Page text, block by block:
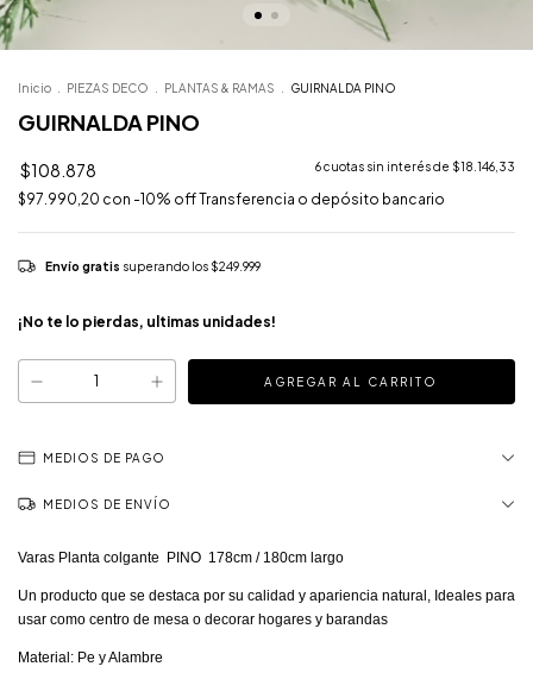
Inicio . PIEZAS DECO . PLANTAS & RAMAS . GUIRNALDA PINO
GUIRNALDA PINO
$108.878 6cuotas sin interés de $18.146,33
$97.990,20 con -10% off Transferencia o depósito bancario
Envío gratis superando los $249.999
¡No te lo pierdas, ultimas unidades!
MEDIOS DE PAGO
MEDIOS DE ENVÍO
Varas Planta colgante PINO 178cm / 180cm largo
Un producto que se destaca por su calidad y apariencia natural, Ideales para
usar como centro de mesa o decorar hogares y barandas
Material: Pe y Alambre